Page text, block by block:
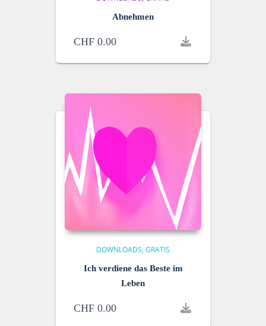
Abnehmen
CHF 0.00
DOWNLOADS GRATIS
Ich verdiene das Beste im
Leben
CHF 0.00